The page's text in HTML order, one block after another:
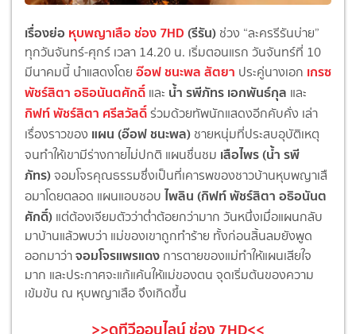
เรื่องย่อ หุบพญาเสือ ช่อง 7HD(รีรัน) ช่วง “ละครรีรันบ่าย”
ทุกวันจันทร์-ศุกร์ เวลา 14.20 น. เริ่มตอนแรก วันจันทร์ที่ 10
มีนาคมนี้ นำแสดงโดย อ๊อฟชนะพล สัตยา ประคู่นางเอก เกรซ
พัชร์สิตา อธิอนันตศักดิ์ และ น้ำรพีภัทร เอกพันธ์กุล และ
กิฟท์พัชร์สิตา ศรีสวัสดิ์ร่วมด้วยทัพนักแสดงอีกคับคั่ง เล่า
เรื่องราวของ แผน (อ๊อฟ ชนะพล) ชายหนุ่มที่ประสบอุบัติเหตุ
จนทำให้เขามีร่างกายไม่ปกติ แผนชื่นชม เสือไพร (น้ำ รพี
ภัทร)จอมโจรคุณธรรมซึ่งเป็นที่เคารพของชาวบ้านหุบพญาเสื
อมาโดยตลอด แผนแอบชอบ ไพลิน (กิฟท์พัชร์สิตา อธิอนันต
ศักดิ์) แต่ต้องเจียมตัวว่าต่ำต้อยกว่ามาก วันหนึ่งเมื่อแผนกลับ
มาบ้านแล้วพบว่า แม่ของเขาถูกทำร้าย ทั้งก่อนสิ้นลมยังพูด
ออกมาว่าจอมโจรแพรแดง การตายของแม่ทำให้แผนเสียใจ
มาก และประกาศจะแก้แค้นให้แม่ของตน จุดเริ่มต้นของความ
เข้มข้น ณ หุบพญาเสือ จึงเกิดขึ้น
>>ดูทีวีออนไลน์ ช่อง 7HD<<